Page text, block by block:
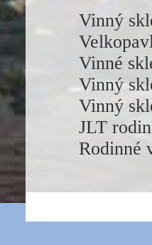
Vinný
Vinné
Vinný
Vinný
JLT
Rodinné